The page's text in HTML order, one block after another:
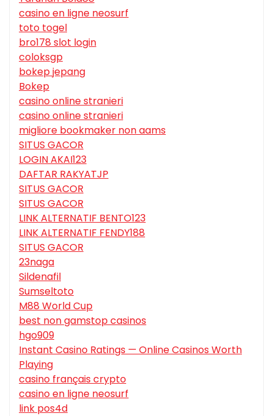
casino en ligne neosurf
toto togel
bro178 slot login
coloksgp
bokep jepang
Bokep
casino online stranieri
casino online stranieri
migliore bookmaker non aams
SITUS GACOR
LOGIN AKAI123
DAFTAR RAKYATJP
SITUS GACOR
SITUS GACOR
LINK ALTERNATIF BENTO123
LINK ALTERNATIF FENDY188
SITUS GACOR
23naga
Sildenafil
Sumseltoto
M88 World Cup
best non gamstop casinos
hgo909
Instant Casino Ratings — Online Casinos Worth
Playing
casino français crypto
casino en ligne neosurf
link pos4d